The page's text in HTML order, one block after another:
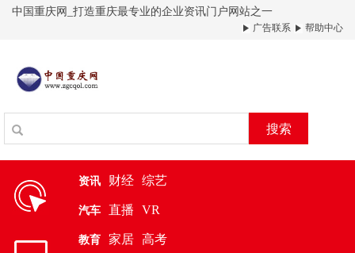
中国重庆网_打造重庆最专业的企业资讯门户网站之一
广告联系 帮助中心
搜索
资讯 财经 综艺
汽车 直播 VR
教育 家居 高考